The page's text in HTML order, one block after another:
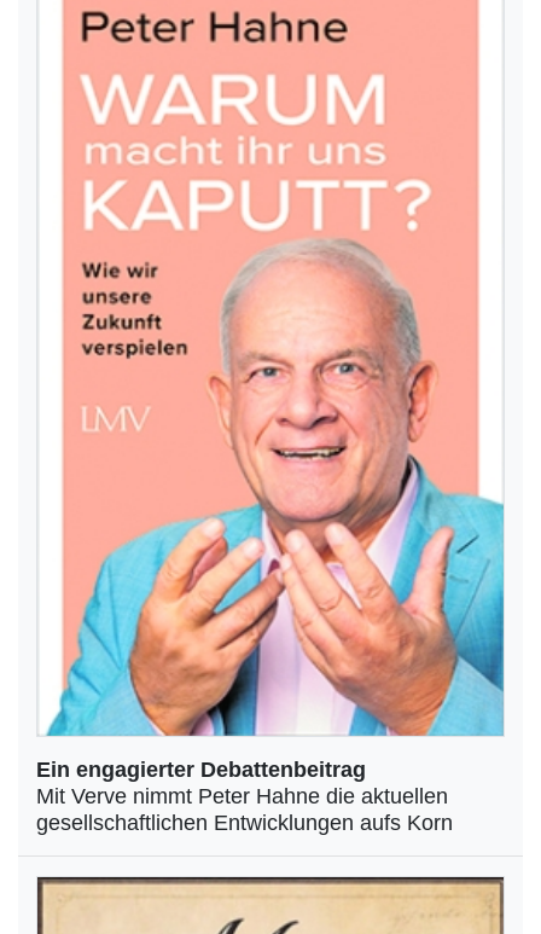
Ein engagierter Debattenbeitrag
Mit Verve nimmt Peter Hahne die aktuellen
gesellschaftlichen Entwicklungen aufs Korn